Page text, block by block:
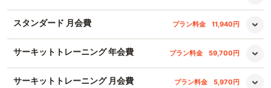
スタンダード 月会費 プラン料金 11,940円
サーキットトレーニング 年会費 プラン料金 59,700円
サーキットトレーニング 月会費 プラン料金 5,970円